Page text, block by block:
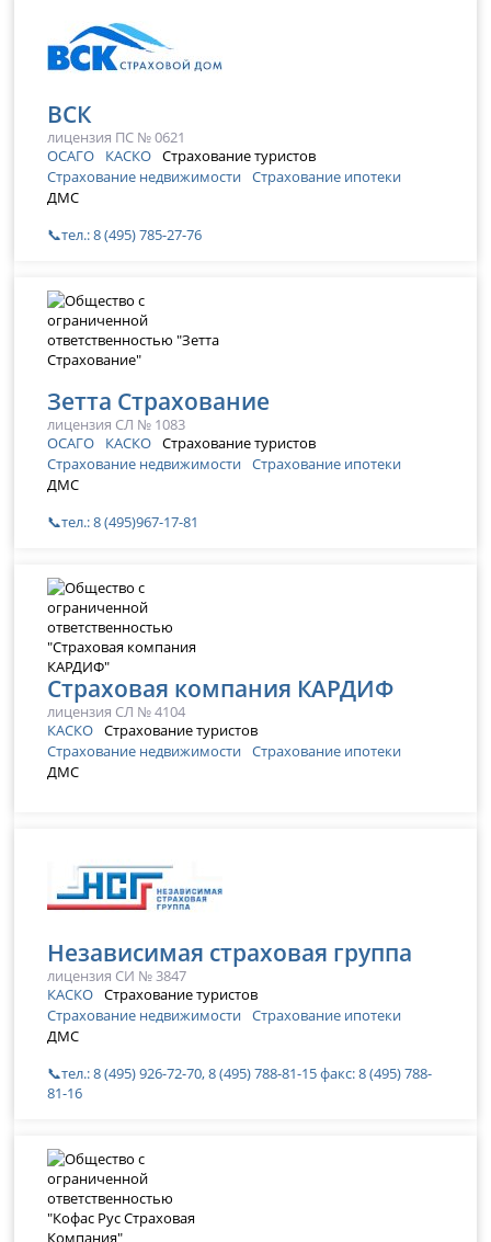
ВСК
лицензия ПС № 0621
ОСАГО
КАСКО Страхование туристов
Страхование недвижимости Страхование ипотеки
ДМС
📞тел.: 8 (495) 785-27-76
Зетта Страхование
лицензия СЛ № 1083
ОСАГО
КАСКО Страхование туристов
Страхование недвижимости Страхование ипотеки
ДМС
📞тел.: 8 (495)967-17-81
Страховая компания КАРДИФ
лицензия СЛ № 4104
КАСКО Страхование туристов
Страхование недвижимости Страхование ипотеки
ДМС
Независимая страховая группа
лицензия СИ № 3847
КАСКО Страхование туристов
Страхование недвижимости Страхование ипотеки
ДМС
📞тел.: 8 (495) 926-72-70, 8 (495) 788-81-15 факс: 8 (495) 788-
81-16